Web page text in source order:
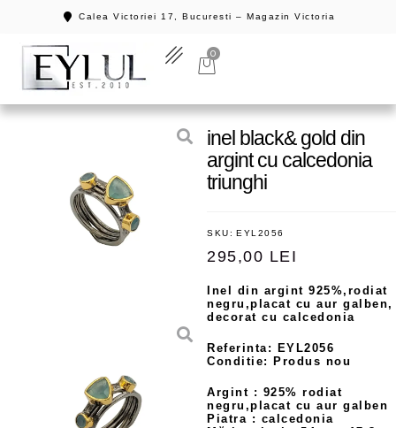
Calea Victoriei 17, Bucuresti – Magazin Victoria
0
inel black& gold din
argint cu calcedonia
triunghi
SKU: EYL2056
295,00 LEI
Inel din argint 925%,rodiat
negru,placat cu aur galben,
decorat cu calcedonia
Referinta: EYL2056
Conditie: Produs nou
Argint : 925% rodiat
negru,placat cu aur galben
Piatra : calcedonia